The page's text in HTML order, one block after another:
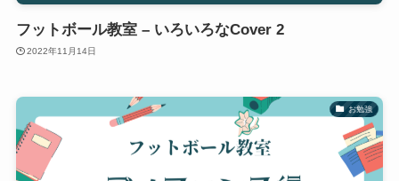
フットボール教室 – いろいろなCover 2
2022年11月14日
お勉強